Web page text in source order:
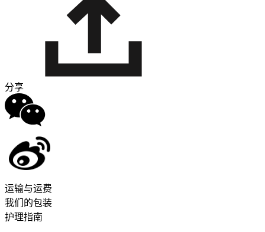
分享
运输与运费
我们的包装
护理指南